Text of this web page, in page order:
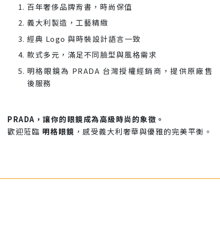
百年奢侈品牌背書，時尚保值
義大利製造，工藝精緻
經典 Logo 與時裝設計語言一致
款式多元，滿足不同臉型與風格需求
明格眼鏡為 PRADA 台灣授權經銷商，提供原廠售
後服務
PRADA，讓你的眼鏡成為高級時尚的象徵。
歡迎蒞臨 明格眼鏡 ，感受義大利奢華與優雅的完美平衡。